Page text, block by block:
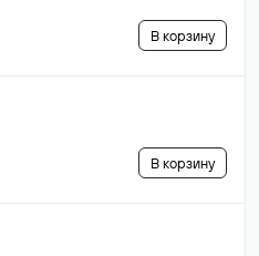
В корзину
В корзину